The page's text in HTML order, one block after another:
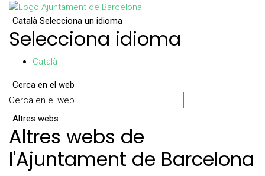
Català Selecciona un idioma
Selecciona idioma
Català
Cerca en el web
Cerca en el web
Altres webs
Altres webs de
l'Ajuntament de Barcelona